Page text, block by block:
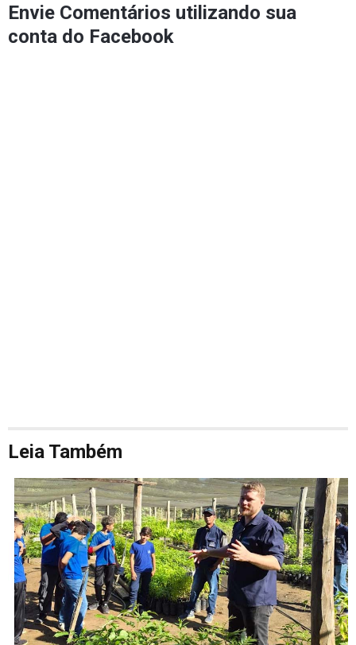
Envie Comentários utilizando sua
conta do Facebook
Leia Também